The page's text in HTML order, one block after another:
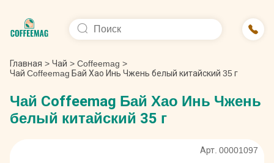
Главная > Чай > Coffeemag >
Чай Coffeemag Бай Хао Инь Чжень белый китайский 35 г
Чай Coffeemag Бай Хао Инь Чжень
белый китайский 35 г
Арт. 00001097